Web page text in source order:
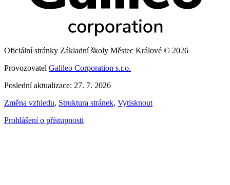
Oficiální stránky Základní školy Městec Králové © 2026
Provozovatel Galileo Corporation s.r.o.
Poslední aktualizace: 27. 7. 2026
Změna vzhledu, Struktura stránek, Vytisknout
Prohlášení o přístupnosti